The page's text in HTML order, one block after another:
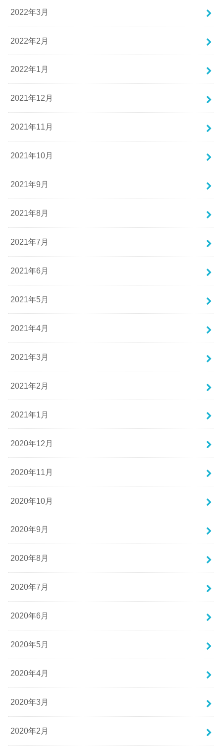
2022年3月
2022年2月
2022年1月
2021年12月
2021年11月
2021年10月
2021年9月
2021年8月
2021年7月
2021年6月
2021年5月
2021年4月
2021年3月
2021年2月
2021年1月
2020年12月
2020年11月
2020年10月
2020年9月
2020年8月
2020年7月
2020年6月
2020年5月
2020年4月
2020年3月
2020年2月